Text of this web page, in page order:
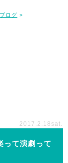
ログ >
2017.2.18 sat.
って演劇って